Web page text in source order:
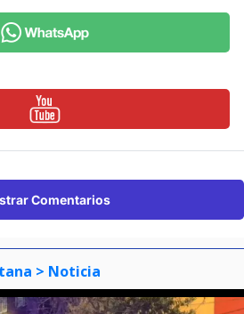
Comentarios
> Noticia